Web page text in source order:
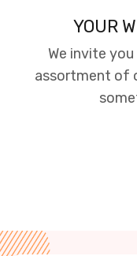
YOUR
We invite
assortment of